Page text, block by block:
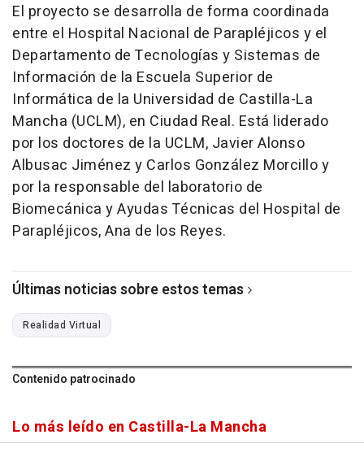
El proyecto se desarrolla de forma coordinada
entre el Hospital Nacional de Parapléjicos y el
Departamento de Tecnologías y Sistemas de
Información de la Escuela Superior de
Informática de la Universidad de Castilla-La
Mancha (UCLM), en Ciudad Real. Está liderado
por los doctores de la UCLM, Javier Alonso
Albusac Jiménez y Carlos González Morcillo y
por la responsable del laboratorio de
Biomecánica y Ayudas Técnicas del Hospital de
Parapléjicos, Ana de los Reyes.
Últimas noticias sobre estos temas
Realidad Virtual
Contenido patrocinado
Lo más leído en Castilla-La Mancha